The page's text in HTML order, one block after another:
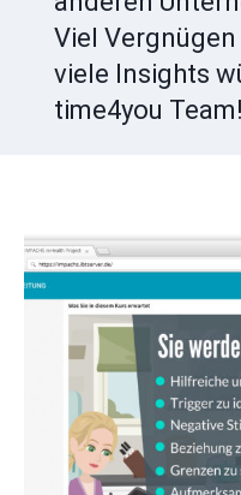
Viel
viele Insights
time4you Team!